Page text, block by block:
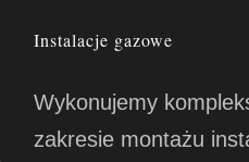
Instalacje gazowe
Wykonujemy
zakresie montażu